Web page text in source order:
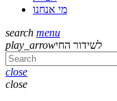
מי אנחנו
search menu
play_arrowלשידור החי
close
close